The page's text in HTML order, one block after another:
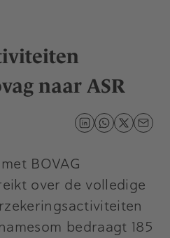
naar ASR
BOVAG
over de volledige
bedraagt 185